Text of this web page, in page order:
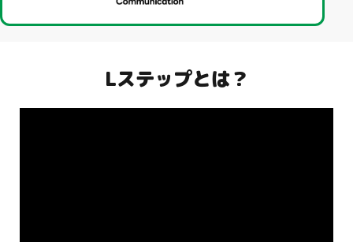
Lステップとは？